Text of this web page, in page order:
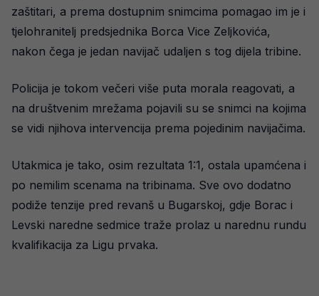
zaštitari, a prema dostupnim snimcima pomagao im je i
tjelohranitelj predsjednika Borca Vice Zeljkovića,
nakon čega je jedan navijač udaljen s tog dijela tribine.
Policija je tokom večeri više puta morala reagovati, a
na društvenim mrežama pojavili su se snimci na kojima
se vidi njihova intervencija prema pojedinim navijačima.
Utakmica je tako, osim rezultata 1:1, ostala upamćena i
po nemilim scenama na tribinama. Sve ovo dodatno
podiže tenzije pred revanš u Bugarskoj, gdje Borac i
Levski naredne sedmice traže prolaz u narednu rundu
kvalifikacija za Ligu prvaka.